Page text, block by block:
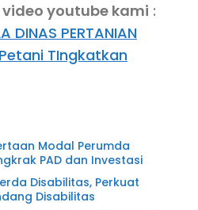
youtube kami :
DINAS PERTANIAN
TIngkatkan
Modal Perumda
PAD dan Investasi
Disabilitas, Perkuat
Disabilitas